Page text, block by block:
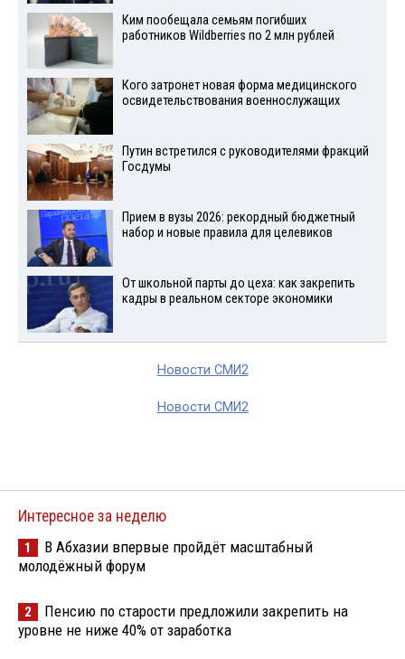
Ким пообещала семьям погибших
работников Wildberries по 2 млн рублей
Кого затронет новая форма медицинского
освидетельствования военнослужащих
Путин встретился с руководителями фракций
Госдумы
Прием в вузы 2026: рекордный бюджетный
набор и новые правила для целевиков
От школьной парты до цеха: как закрепить
кадры в реальном секторе экономики
Новости СМИ2
Новости СМИ2
Интересное за неделю
1
В Абхазии впервые пройдёт масштабный
молодёжный форум
2
Пенсию по старости предложили закрепить на
уровне не ниже 40% от заработка